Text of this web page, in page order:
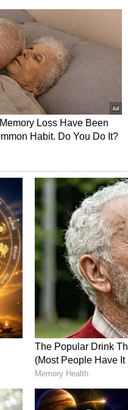
10 பேரை கைது
நடைபெற்றதா?
வருகிறது.